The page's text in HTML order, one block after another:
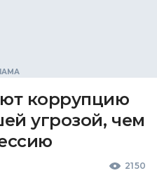
коррупцию
угрозой, чем
2150